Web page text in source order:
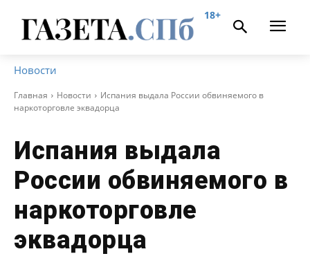
18+
Новости
Главная Новости
Испания выдала России обвиняемого в
наркоторговле эквадорца
Испания выдала
России обвиняемого в
наркоторговле
эквадорца